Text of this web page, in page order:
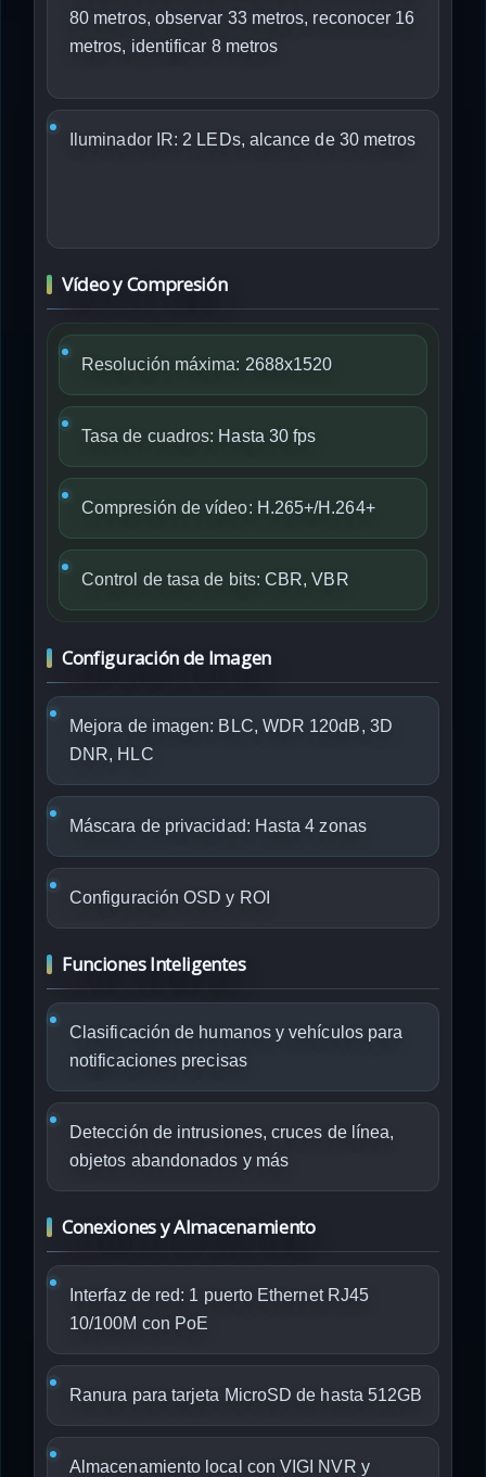
80 metros, observar 33 metros, reconocer 16
metros, identificar 8 metros
Iluminador IR: 2 LEDs, alcance de 30 metros
Vídeo y Compresión
Resolución máxima: 2688x1520
Tasa de cuadros: Hasta 30 fps
Compresión de vídeo: H.265+/H.264+
Control de tasa de bits: CBR, VBR
Configuración de Imagen
Mejora de imagen: BLC, WDR 120dB, 3D
DNR, HLC
Máscara de privacidad: Hasta 4 zonas
Configuración OSD y ROI
Funciones Inteligentes
Clasificación de humanos y vehículos para
notificaciones precisas
Detección de intrusiones, cruces de línea,
objetos abandonados y más
Conexiones y Almacenamiento
Interfaz de red: 1 puerto Ethernet RJ45
10/100M con PoE
Ranura para tarjeta MicroSD de hasta 512GB
Almacenamiento local con VIGI NVR y